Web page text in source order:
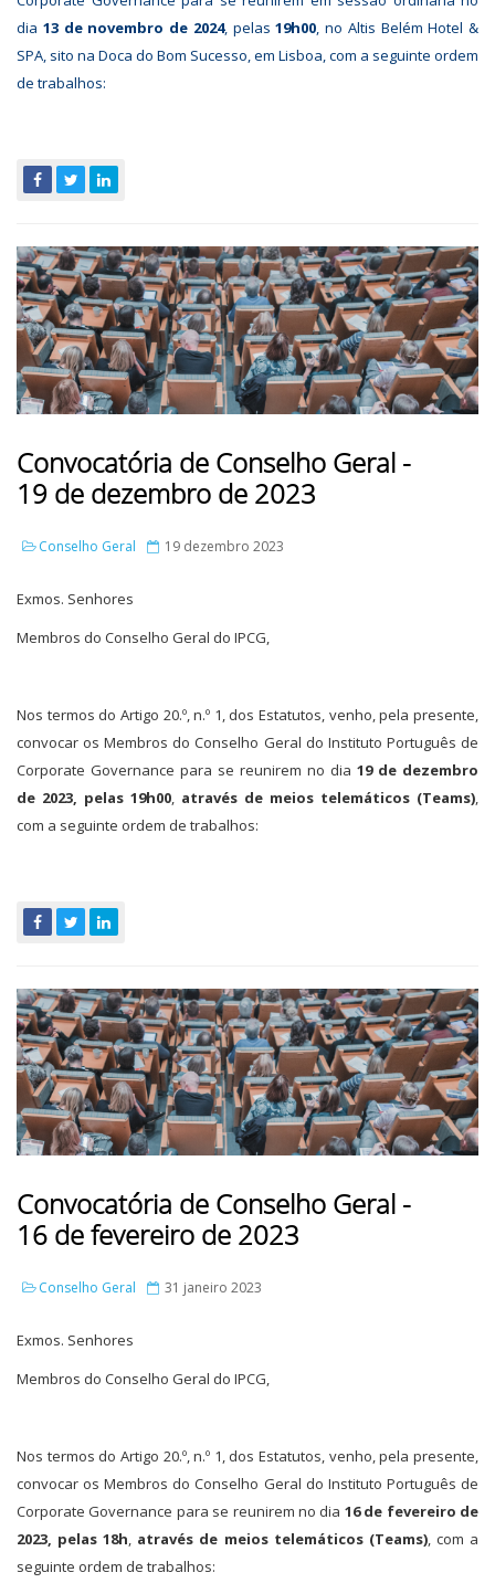
dia 13 de novembro de 2024, pelas19h00, no Altis Belém Hotel &
SPA, sito na Doca do Bom Sucesso, em Lisboa, com a seguinte ordem
de trabalhos:
Convocatória de Conselho Geral -
19 de dezembro de 2023
Conselho Geral 19 dezembro 2023
Exmos. Senhores
Membros do Conselho Geral do IPCG,
Nos termos do Artigo 20.º, n.º 1, dos Estatutos, venho, pela presente,
convocar os Membros do Conselho Geral do Instituto Português de
Corporate Governance para se reunirem no dia 19 de dezembro
de 2023, pelas 19h00, através de meios telemáticos (Teams),
com a seguinte ordem de trabalhos:
Convocatória de Conselho Geral -
16 de fevereiro de 2023
Conselho Geral 31 janeiro 2023
Exmos. Senhores
Membros do Conselho Geral do IPCG,
Nos termos do Artigo 20.º, n.º 1, dos Estatutos, venho, pela presente,
convocar os Membros do Conselho Geral do Instituto Português de
Corporate Governance para se reunirem no dia 16 de fevereiro de
2023, pelas 18h, através de meios telemáticos (Teams), com a
seguinte ordem de trabalhos: